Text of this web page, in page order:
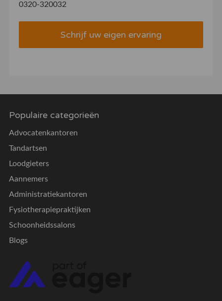
0320-320032
Schrijf uw eigen ervaring
Populaire categorieën
Advocatenkantoren
Tandartsen
Loodgieters
Aannemers
Administratiekantoren
Fysiotherapiepraktijken
Schoonheidssalons
Blogs